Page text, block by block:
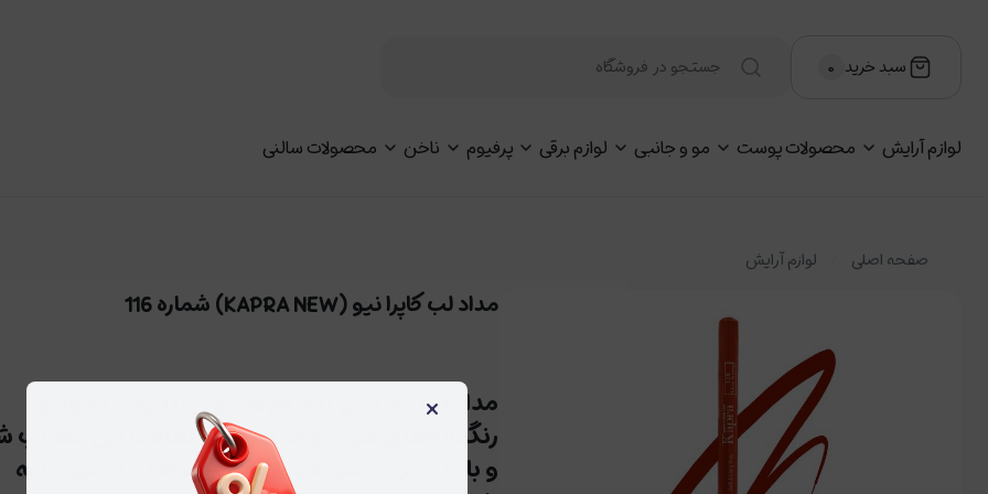
سبد خرید ۰
لوازم آرایش محصولات پوست مو و جانبی لوازم برقی پرفیوم ناخن محصولات سالنی
صفحه اصلی لوازم آرایش
مداد لب کاپرا نیو (KAPRA NEW) شماره 116
مداد لب کاپرا نیو با فرمولاسیون با کیفیت خود و
رنگدانه‌های غنی موجب نرمی و لطافت این خط لب
و با یک حرکت سریع و نرم روی لب‌ها رنگ خود را به
×